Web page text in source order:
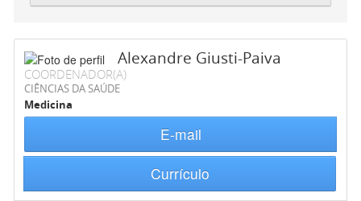
Alexandre Giusti-Paiva
COORDENADOR(A)
CIÊNCIAS DA SAÚDE
Medicina
E-mail
Currículo